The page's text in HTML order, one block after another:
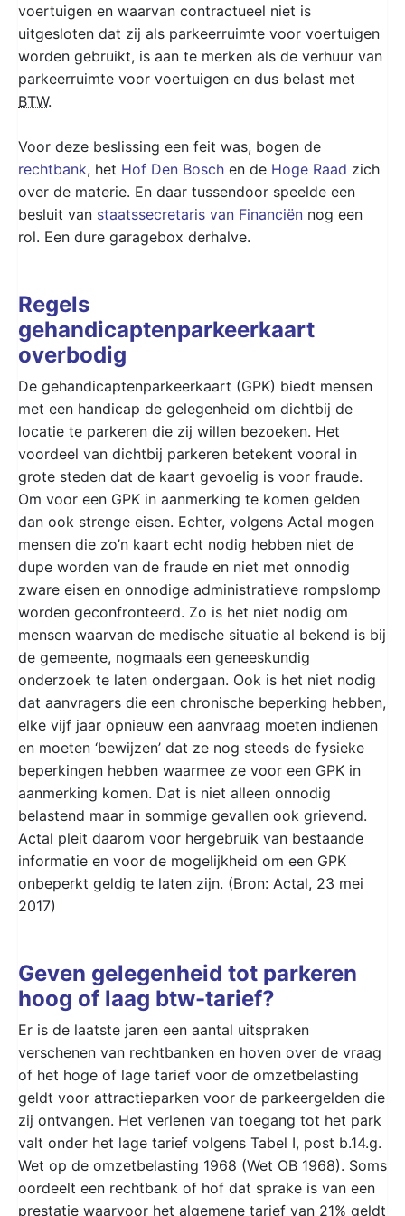
voertuigen en waarvan contractueel niet is
uitgesloten dat zij als parkeerruimte voor voertuigen
worden gebruikt, is aan te merken als de verhuur van
parkeerruimte voor voertuigen en dus belast met
BTW.
Voor deze beslissing een feit was, bogen de
rechtbank, het Hof Den Bosch en de Hoge Raad zich
over de materie. En daar tussendoor speelde een
besluit van staatssecretaris van Financiën nog een
rol. Een dure garagebox derhalve.
Regels
gehandicaptenparkeerkaart
overbodig
De gehandicaptenparkeerkaart (GPK) biedt mensen
met een handicap de gelegenheid om dichtbij de
locatie te parkeren die zij willen bezoeken. Het
voordeel van dichtbij parkeren betekent vooral in
grote steden dat de kaart gevoelig is voor fraude.
Om voor een GPK in aanmerking te komen gelden
dan ook strenge eisen. Echter, volgens Actal mogen
mensen die zo’n kaart echt nodig hebben niet de
dupe worden van de fraude en niet met onnodig
zware eisen en onnodige administratieve rompslomp
worden geconfronteerd. Zo is het niet nodig om
mensen waarvan de medische situatie al bekend is bij
de gemeente, nogmaals een geneeskundig
onderzoek te laten ondergaan. Ook is het niet nodig
dat aanvragers die een chronische beperking hebben,
elke vijf jaar opnieuw een aanvraag moeten indienen
en moeten ‘bewijzen’ dat ze nog steeds de fysieke
beperkingen hebben waarmee ze voor een GPK in
aanmerking komen. Dat is niet alleen onnodig
belastend maar in sommige gevallen ook grievend.
Actal pleit daarom voor hergebruik van bestaande
informatie en voor de mogelijkheid om een GPK
onbeperkt geldig te laten zijn. (Bron: Actal, 23 mei
2017)
Geven gelegenheid tot parkeren
hoog of laag btw-tarief?
Er is de laatste jaren een aantal uitspraken
verschenen van rechtbanken en hoven over de vraag
of het hoge of lage tarief voor de omzetbelasting
geldt voor attractieparken voor de parkeergelden die
zij ontvangen. Het verlenen van toegang tot het park
valt onder het lage tarief volgens Tabel I, post b.14.g.
Wet op de omzetbelasting 1968 (Wet OB 1968). Soms
oordeelt een rechtbank of hof dat sprake is van een
prestatie waarvoor het algemene tarief van 21% geldt